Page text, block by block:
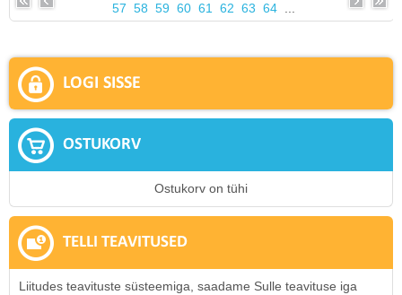
57 58 59 60 61 62 63 64...
LOGI SISSE
OSTUKORV
Ostukorv on tühi
TELLI TEAVITUSED
Liitudes teavituste süsteemiga, saadame Sulle teavituse iga